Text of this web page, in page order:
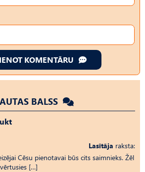
KOMENTĀRU
BALSS
Lasītāja raksta:
Cēsu pienotavai būs cits saimnieks. Žēl
[…]